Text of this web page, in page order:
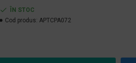
ÎN STOC
Cod produs: APTCPA072